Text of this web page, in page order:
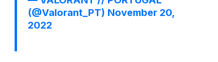
(@Valorant_PT) November 20,
2022